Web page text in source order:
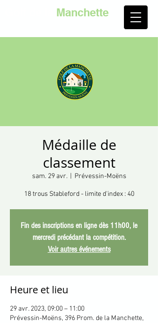
Manchette
Médaille de
classement
sam. 29 avr.
  |
Prévessin-Moëns
18 trous Stableford - limite d'index : 40
Fin des inscriptions en ligne dès 11h00, le
mercredi précédant la compétition.
Voir autres événements
Heure et lieu
29 avr. 2023, 09:00 – 11:00
Prévessin-Moëns, 396 Prom. de la Manchette,